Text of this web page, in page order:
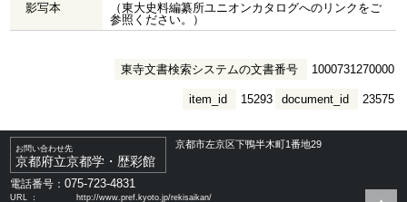
影写本
（東大史料編纂所ユニオンカタログへのリンクをご
参照ください。）
東寺文書検索システムの文書番号 1000731270000
document_id 23575
item_id 15293
お問い合わせ先
京都府立京都学・歴彩館
京都市左京区下鴨半木町1番地29
電話番号：075-723-4831
URL ： http://www.pref.kyoto.jp/rekisaikan/